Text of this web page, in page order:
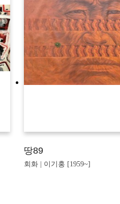
땅89
회화 | 이기홍 [1959~]